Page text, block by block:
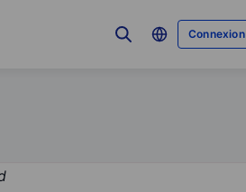
Connexion